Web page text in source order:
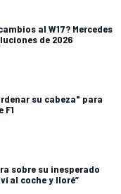
al W17? Mercedes
de 2026
su cabeza" para
F1
sobre su inesperado
al coche y lloré”